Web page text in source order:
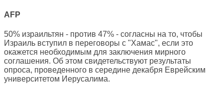
AFP
50% израильтян - против 47% - согласны на то, чтобы
Израиль вступил в переговоры с "Хамас", если это
окажется необходимым для заключения мирного
соглашения. Об этом свидетельствуют результаты
опроса, проведенного в середине декабря Еврейским
университетом Иерусалима.